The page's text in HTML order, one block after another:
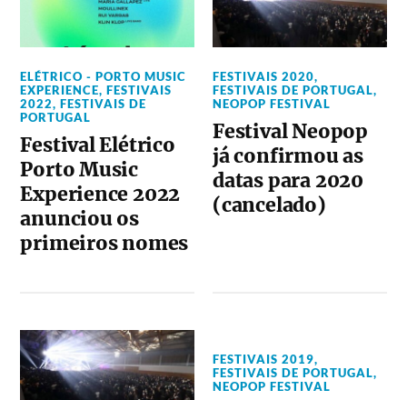
ELÉTRICO - PORTO MUSIC
EXPERIENCE,FESTIVAIS
2022,FESTIVAIS DE
PORTUGAL
Festival Elétrico
Porto Music
Experience 2022
anunciou os
primeiros nomes
FESTIVAIS 2020,
FESTIVAIS DE PORTUGAL,
NEOPOP FESTIVAL
Festival Neopop
já confirmou as
datas para 2020
(cancelado)
FESTIVAIS 2019,
FESTIVAIS DE PORTUGAL,
NEOPOP FESTIVAL